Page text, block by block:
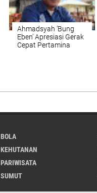
Ahmadsyah ‘Bung
Eben’ Apresiasi Gerak
Cepat Pertamina
BOLA
KEHUTANAN
PARIWISATA
SUMUT